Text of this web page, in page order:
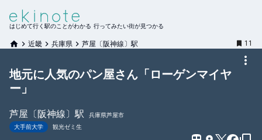
はじめて行く駅のことがわかる 行ってみたい街が見つかる
近畿 兵庫県 芦屋〔阪神線〕駅 11
地元に人気のパン屋さん「ローゲンマイヤ
ー」
芦屋〔阪神線〕駅
兵庫県芦屋市
大手前大学
観光ゼミ生